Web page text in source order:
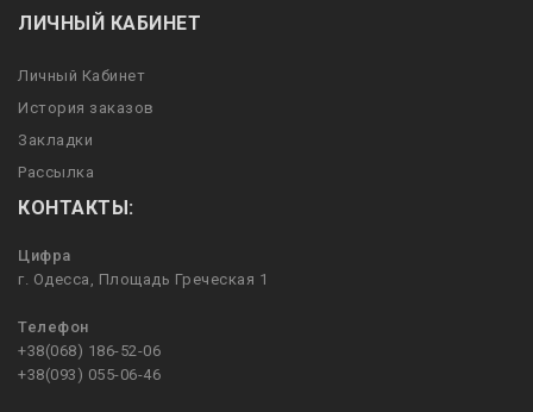
ЛИЧНЫЙ КАБИНЕТ
Личный Кабинет
История заказов
Закладки
Рассылка
КОНТАКТЫ:
Цифра
г. Одесса, Площадь Греческая 1
Телефон
+38(068) 186-52-06
+38(093) 055-06-46